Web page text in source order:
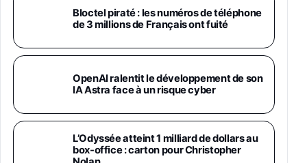
Chargeur Secteur Rapide 25W Inclus,
Smartphone déverrouillé, Noir, Version FR
Galaxy S26 Ultra 512 Go Bleu
1019€1399€Fnac (Vendeur Tiers)
Galaxy S26 Ultra 256 Go Violet
892€1199€Fnac (Vendeur Tiers)
Bloctel piraté : les numéros de téléphone
de 3 millions de Français ont fuité
OpenAI ralentit le développement de son
IA Astra face à un risque cyber
L’Odyssée atteint 1 milliard de dollars au
box-office : carton pour Christopher